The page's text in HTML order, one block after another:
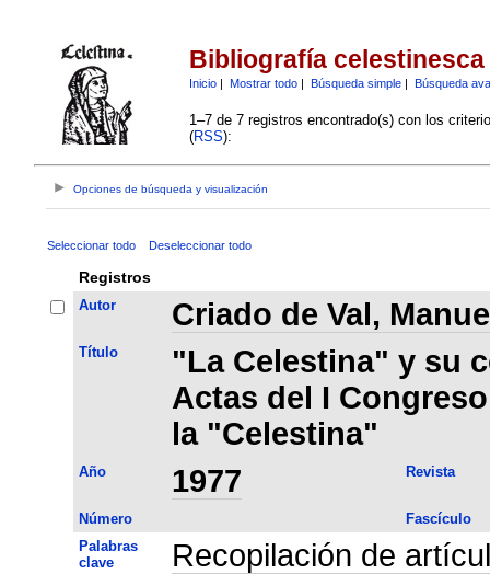
Bibliografía celestinesca
Inicio| Mostrar todo| Búsqueda simple| Búsqueda
1–7 de 7 registros encontrado(s) con los
(RSS):
Opciones de búsqueda y visualización
Seleccionar todo Deseleccionar todo
Registros
Autor Criado de Val,
Título
"La Celestina" y su
Actas del I
la "Celestina"
Año 1977 Revista
Número
Fascículo
Palabras
clave
Recopilación de